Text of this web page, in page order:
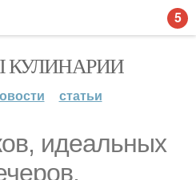
КУЛИНАРИИ
статьи
идеальных
5